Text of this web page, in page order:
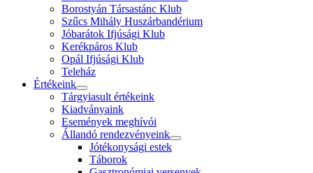
Borostyán Társastánc Klub
Szűcs Mihály Huszárbandérium
Jóbarátok Ifjúsági Klub
Kerékpáros Klub
Opál Ifjúsági Klub
Teleház
Értékeink
Tárgyiasult értékeink
Kiadványaink
Események meghívói
Állandó rendezvényeink
Jótékonysági estek
Táborok